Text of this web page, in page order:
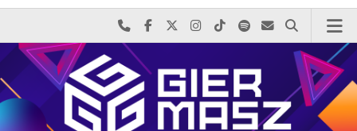
Najlepiej po prostu do nas zadzwoń
Odwiedź nas na Facebook-u
Odwiedź nas na X
Odwiedź nas na Instagram-ie
Odwiedź nas na TikTok-u
Szukaj nas na Spotify
Wyślij do nas
Szukaj